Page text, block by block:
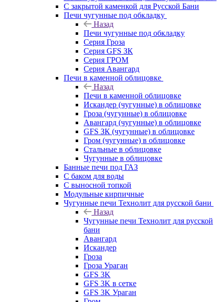
С закрытой каменкой для Русской Бани
Печи чугунные под обкладку
Назад
Печи чугунные под обкладку
Серия Гроза
Серия GFS ЗК
Серия ГРОМ
Серия Авангард
Печи в каменной облицовке
Назад
Печи в каменной облицовке
Искандер (чугунные) в облицовке
Гроза (чугунные) в облицовке
Авангард (чугунные) в облицовке
GFS ЗК (чугунные) в облицовке
Гром (чугунные) в облицовке
Стальные в облицовке
Чугунные в облицовке
Банные печи под ГАЗ
С баком для воды
С выносной топкой
Модульные кирпичные
Чугунные печи Технолит для русской бани
Назад
Чугунные печи Технолит для русской
бани
Авангард
Искандер
Гроза
Гроза Ураган
GFS 3K
GFS 3K в сетке
GFS 3K Ураган